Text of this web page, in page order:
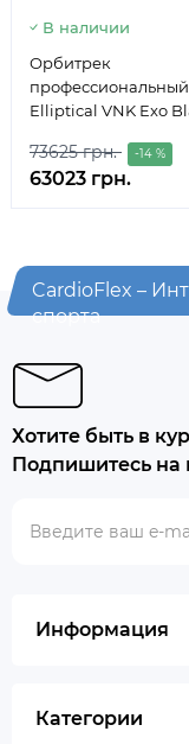
В наличии
Орбитрек
профессиональный
Elliptical VNK Exo
73625 грн. -14 %
63023 грн.
CardioFlex –
спорта
Хотите быть в
Подпишитесь на
Информация
Категории